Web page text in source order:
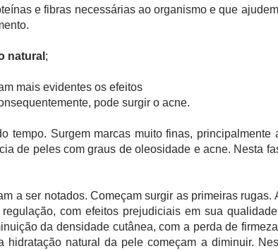
e fibras necessárias ao organismo e que
natural ;
mais evidentes os efeitos
pode surgir o acne.
tempo. Surgem marcas muito finas, principalmente
de peles com graus de oleosidade e acne. Nesta
a ser notados. Começam surgir as primeiras rugas.
com efeitos prejudiciais em sua
da densidade cutânea, com a perda de
natural da pele começam a diminuir.